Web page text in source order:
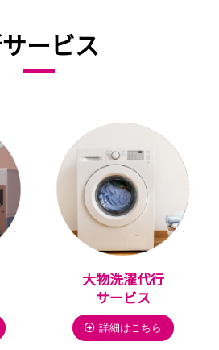
ービス
大物洗濯代行
サービス
詳細はこちら